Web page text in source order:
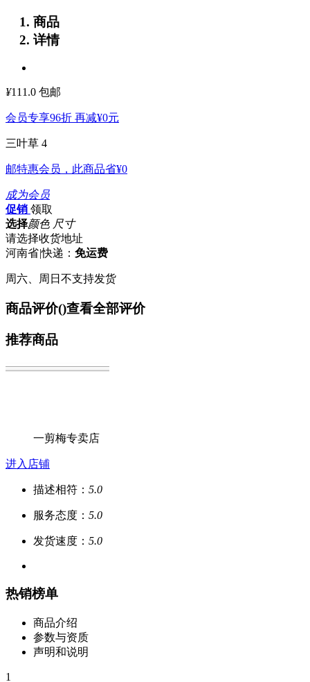
商品
详情
¥111.0 包邮
会员专享96折 再减¥0元
三叶草 4
邮特惠会员，此商品省¥0
成为会员
促销 领取
选择颜色 尺寸
请选择收货地址
河南省|快递： 免运费
周六、周日不支持发货
商品评价()查看全部评价
推荐商品
一剪梅专卖店
进入店铺
描述相符： 5.0
服务态度： 5.0
发货速度： 5.0
热销榜单
商品介绍
参数与资质
声明和说明
1